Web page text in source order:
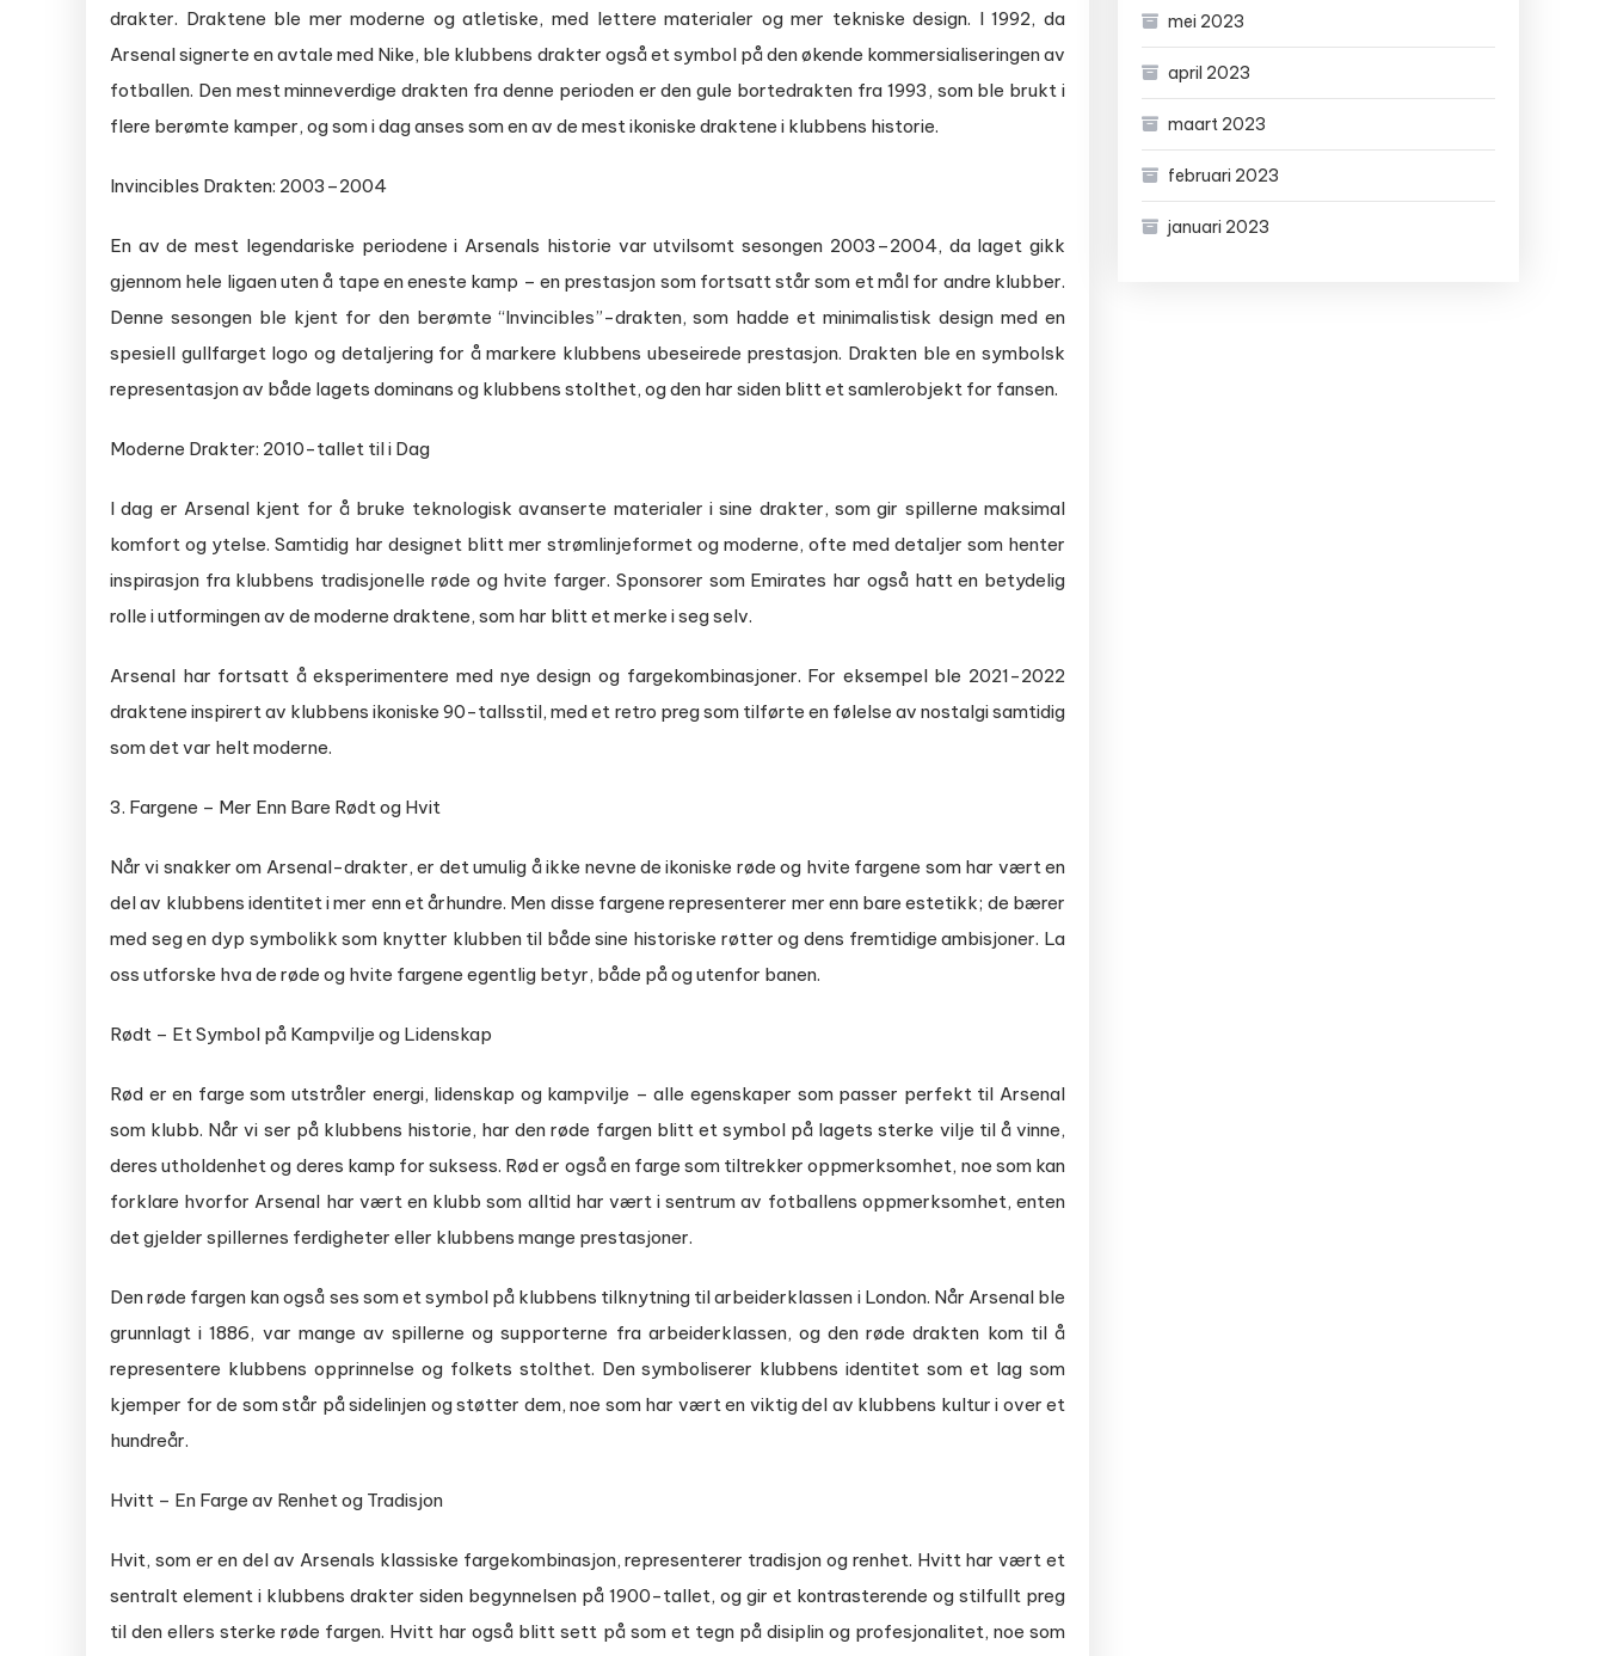
drakter. Draktene ble mer moderne og atletiske, med lettere materialer og mer tekniske design. I 1992, da
Arsenal signerte en avtale med Nike, ble klubbens drakter også et symbol på den økende kommersialiseringen av
fotballen. Den mest minneverdige drakten fra denne perioden er den gule bortedrakten fra 1993, som ble brukt i
flere berømte kamper, og som i dag anses som en av de mest ikoniske draktene i klubbens historie.
Invincibles Drakten: 2003–2004
En av de mest legendariske periodene i Arsenals historie var utvilsomt sesongen 2003–2004, da laget gikk
gjennom hele ligaen uten å tape en eneste kamp – en prestasjon som fortsatt står som et mål for andre klubber.
Denne sesongen ble kjent for den berømte “Invincibles”-drakten, som hadde et minimalistisk design med en
spesiell gullfarget logo og detaljering for å markere klubbens ubeseirede prestasjon. Drakten ble en symbolsk
representasjon av både lagets dominans og klubbens stolthet, og den har siden blitt et samlerobjekt for fansen.
Moderne Drakter: 2010-tallet til i Dag
I dag er Arsenal kjent for å bruke teknologisk avanserte materialer i sine drakter, som gir spillerne maksimal
komfort og ytelse. Samtidig har designet blitt mer strømlinjeformet og moderne, ofte med detaljer som henter
inspirasjon fra klubbens tradisjonelle røde og hvite farger. Sponsorer som Emirates har også hatt en betydelig
rolle i utformingen av de moderne draktene, som har blitt et merke i seg selv.
Arsenal har fortsatt å eksperimentere med nye design og fargekombinasjoner. For eksempel ble 2021-2022
draktene inspirert av klubbens ikoniske 90-tallsstil, med et retro preg som tilførte en følelse av nostalgi samtidig
som det var helt moderne.
3. Fargene – Mer Enn Bare Rødt og Hvit
Når vi snakker om Arsenal-drakter, er det umulig å ikke nevne de ikoniske røde og hvite fargene som har vært en
del av klubbens identitet i mer enn et århundre. Men disse fargene representerer mer enn bare estetikk; de bærer
med seg en dyp symbolikk som knytter klubben til både sine historiske røtter og dens fremtidige ambisjoner. La
oss utforske hva de røde og hvite fargene egentlig betyr, både på og utenfor banen.
Rødt – Et Symbol på Kampvilje og Lidenskap
Rød er en farge som utstråler energi, lidenskap og kampvilje – alle egenskaper som passer perfekt til Arsenal
som klubb. Når vi ser på klubbens historie, har den røde fargen blitt et symbol på lagets sterke vilje til å vinne,
deres utholdenhet og deres kamp for suksess. Rød er også en farge som tiltrekker oppmerksomhet, noe som kan
forklare hvorfor Arsenal har vært en klubb som alltid har vært i sentrum av fotballens oppmerksomhet, enten
det gjelder spillernes ferdigheter eller klubbens mange prestasjoner.
Den røde fargen kan også ses som et symbol på klubbens tilknytning til arbeiderklassen i London. Når Arsenal ble
grunnlagt i 1886, var mange av spillerne og supporterne fra arbeiderklassen, og den røde drakten kom til å
representere klubbens opprinnelse og folkets stolthet. Den symboliserer klubbens identitet som et lag som
kjemper for de som står på sidelinjen og støtter dem, noe som har vært en viktig del av klubbens kultur i over et
hundreår.
Hvitt – En Farge av Renhet og Tradisjon
Hvit, som er en del av Arsenals klassiske fargekombinasjon, representerer tradisjon og renhet. Hvitt har vært et
sentralt element i klubbens drakter siden begynnelsen på 1900-tallet, og gir et kontrasterende og stilfullt preg
til den ellers sterke røde fargen. Hvitt har også blitt sett på som et tegn på disiplin og profesjonalitet, noe som
mei 2023
april 2023
maart 2023
februari 2023
januari 2023